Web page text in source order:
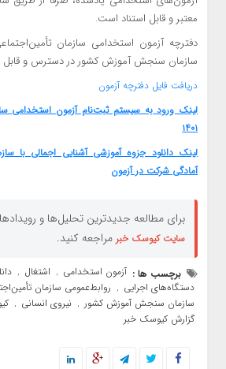
معتبر و قابل استناد است.
دفترچه آزمون استخدامی سازمان
سازمان سنجش آموزش کشور در دسترس و قابل
دریافت فایل دفترچه آزمون
لینک ورود به سیستم ثبت‌نام آزمون استخدامی
۱۴۰۱
لینک دانلود جزوه آموزشی آشنایی اجمالی با
آمادگی شرکت در آزمون
برای مطالعه جدیدترین تحلیل‌ها و
سایت کیوسک خبر مراجعه کنید.
برچسب ها : آزمون استخدامی , اشتغال ,
دستگاه‌های اجرایی , روابط‌عمومی سازمان
سازمان سنجش آموزش کشور , نیروی انسانی ,
گزارش کیوسک خبر